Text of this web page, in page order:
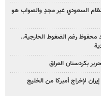
السعودي غير مجدٍ والصواب هو
محفوظ رغم الضغوط الخارجية..
بكردستان العراق
لإخراج أميركا من الخليج